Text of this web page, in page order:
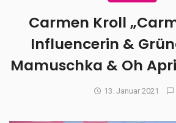
Carmen Kroll
Influencerin &
Mamuschka & Oh
13. Januar 2021